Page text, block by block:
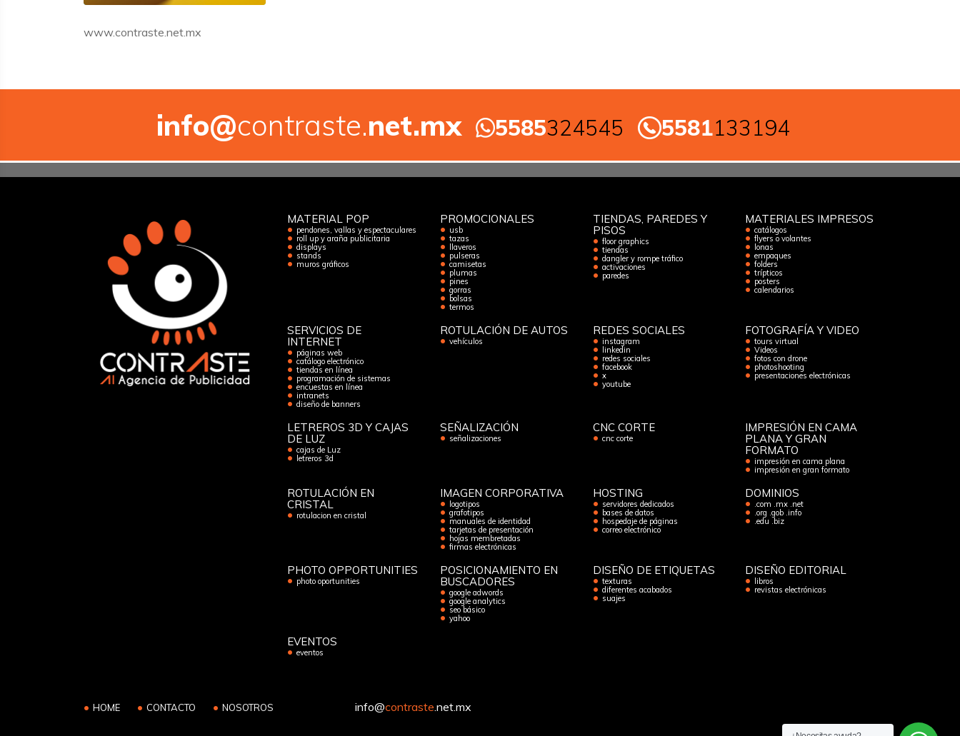
www.contraste.net.mx
info@contraste.net.mx 5585324545 5581133194
MATERIAL POP
pendones, vallas y espectaculares
roll up y araña publicitaria
displays
stands
muros gráficos
PROMOCIONALES
usb
tazas
llaveros
pulseras
camisetas
plumas
pines
gorras
bolsas
termos
TIENDAS, PAREDES Y
PISOS
floor graphics
tiendas
dangler y rompe tráfico
activaciones
paredes
MATERIALES IMPRESOS
catálogos
flyers o volantes
lonas
empaques
folders
trípticos
posters
calendarios
SERVICIOS DE
INTERNET
páginas web
catálogo electrónico
tiendas en línea
programación de sistemas
encuestas en línea
intranets
diseño de banners
ROTULACIÓN DE AUTOS
vehículos
REDES SOCIALES
instagram
linkedin
redes sociales
facebook
x
youtube
FOTOGRAFÍA Y VIDEO
tours virtual
Videos
fotos con drone
photoshooting
presentaciones electrónicas
LETREROS 3D Y CAJAS
DE LUZ
cajas de Luz
letreros 3d
SEÑALIZACIÓN
señalizaciones
CNC CORTE
cnc corte
IMPRESIÓN EN CAMA
PLANA Y GRAN
FORMATO
impresión en cama plana
impresión en gran formato
ROTULACIÓN EN
CRISTAL
rotulacion en cristal
IMAGEN CORPORATIVA
logotipos
grafotipos
manuales de identidad
tarjetas de presentación
hojas membretadas
firmas electrónicas
HOSTING
servidores dedicados
bases de datos
hospedaje de páginas
correo electrónico
DOMINIOS
.com .mx .net
.org .gob .info
.edu .biz
PHOTO OPPORTUNITIES
photo oportunities
POSICIONAMIENTO EN
BUSCADORES
google adwords
google analytics
seo básico
yahoo
DISEÑO DE ETIQUETAS
texturas
diferentes acabados
suajes
DISEÑO EDITORIAL
libros
revistas electrónicas
EVENTOS
eventos
HOME CONTACTO NOSOTROS info@contraste .net.mx